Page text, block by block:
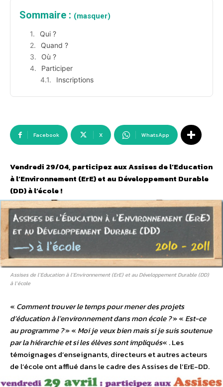
Sommaire : (masquer)
Qui ?
Quand ?
Où ?
Participer
Inscriptions
Facebook X WhatsApp
Vendredi 29/04, participez aux Assises de l’Education
à l’Environnement (ErE) et au Développement Durable
(DD) à l’école !
Assises de l’Education à l’Environnement (ErE) et au Développement Durable (DD)
à l’école
« Comment trouver le temps pour mener des projets
d’éducation à l’environnement dans mon école ?» « Est-ce
au programme ?» « Moi je veux bien mais si je suis soutenue
par la hiérarchie et si les élèves sont impliqués« . Les
témoignages d’enseignants, directeurs et autres acteurs
de l’école ont afflué dans le cadre des Assises de l’ErE-DD.